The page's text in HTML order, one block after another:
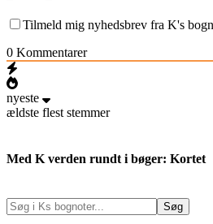
Tilmeld mig nyhedsbrev fra K's
0 Kommentarer
nyeste
ældste flest stemmer
Med K verden rundt i bøger: Kortet